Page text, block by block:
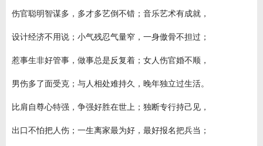
伤官聪明智谋多，多才多艺倒不错；音乐艺术有成就，
设计经济不用说；小气残忍气量窄，一身傲骨不担过；
惹事生非好管事，做事总是反复着；女人伤官婚不顺，
男伤多了面受克；与人相处难持久，晚年独立过生活。
比肩自尊心特强，争强好胜在世上；独断专行持己见，
出口不怕把人伤；一生离家最为好，最好报名把兵当；